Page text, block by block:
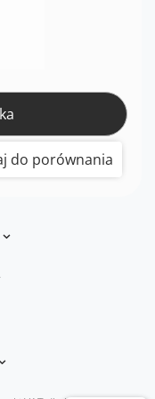
do porównania